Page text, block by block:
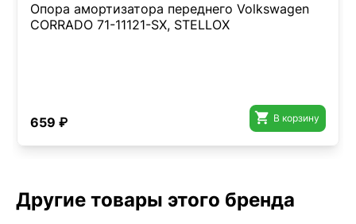
Опора амортизатора переднего Volkswagen
CORRADO 71-11121-SX, STELLOX
659 ₽  В корзину
Другие товары этого бренда